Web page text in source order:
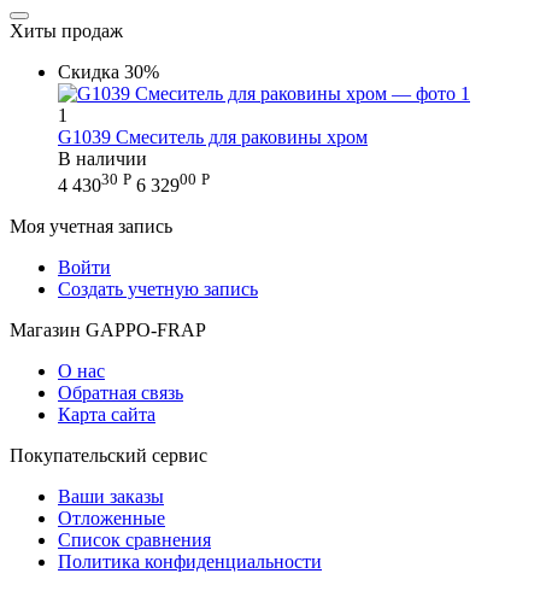
Хиты продаж
Скидка 30%
1
G1039 Смеситель для раковины хром
В наличии
4 43030 Р 6 32900 Р
Моя учетная запись
Войти
Создать учетную запись
Магазин GAPPO-FRAP
О нас
Обратная связь
Карта сайта
Покупательский сервис
Ваши заказы
Отложенные
Список сравнения
Политика конфиденциальности